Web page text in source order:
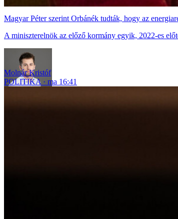
Magyar Péter szerint Orbánék tudták, hogy az
A miniszterelnök az előző kormány egyik, 2022-es
Molnár Kristóf
POLITIKA
ma 16:41